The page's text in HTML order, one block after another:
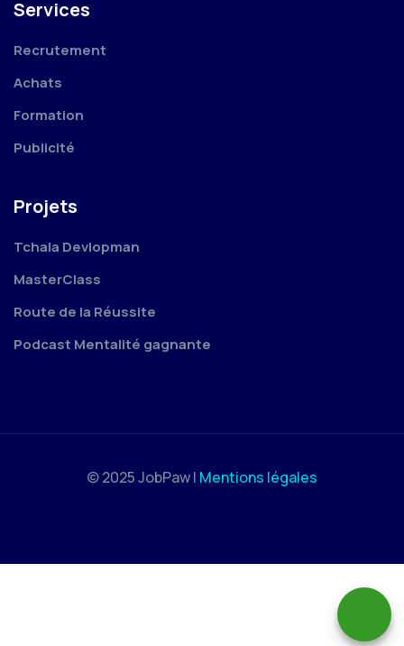
Services
Recrutement
Achats
Formation
Publicité
Projets
Tchala Devlopman
MasterClass
Route de la Réussite
Podcast Mentalité gagnante
© 2025 JobPaw | Mentions légales